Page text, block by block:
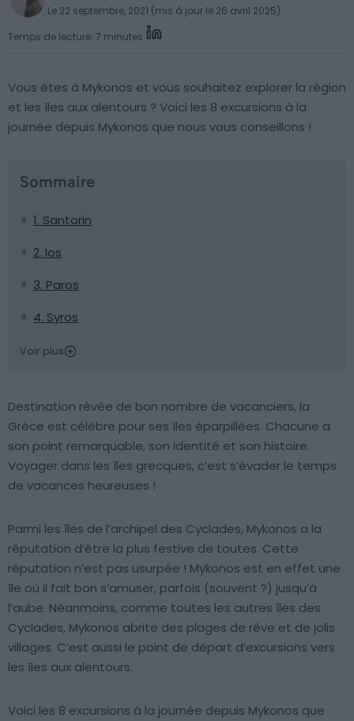
Le 22 septembre, 2021 (mis à jour le 26 avril 2025)
Temps de lecture: 7 minutes
Vous êtes à Mykonos et vous souhaitez explorer la région
et les îles aux alentours ? Voici les 8 excursions à la
journée depuis Mykonos que nous vous conseillons !
Sommaire
1. Santorin
2. Ios
3. Paros
4. Syros
Voir plus
Destination rêvée de bon nombre de vacanciers, la
Grèce est célèbre pour ses îles éparpillées. Chacune a
son point remarquable, son identité et son histoire.
Voyager dans les îles grecques, c’est s’évader le temps
de vacances heureuses !
Parmi les îles de l’archipel des Cyclades, Mykonos a la
réputation d’être la plus festive de toutes. Cette
réputation n’est pas usurpée ! Mykonos est en effet une
île où il fait bon s’amuser, parfois (souvent ?) jusqu’à
l’aube. Néanmoins, comme toutes les autres îles des
Cyclades, Mykonos abrite des plages de rêve et de jolis
villages. C’est aussi le point de départ d’excursions vers
les îles aux alentours.
Voici les 8 excursions à la journée depuis Mykonos que